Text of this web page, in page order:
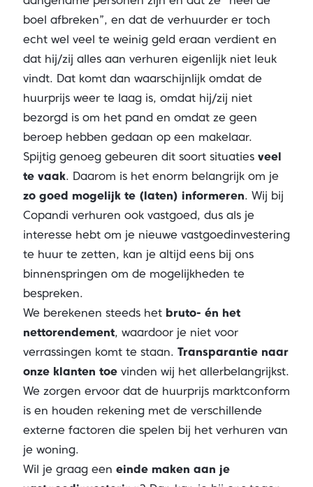
boel afbreken”, en dat de verhuurder er toch
echt wel veel te weinig geld eraan verdient en
dat hij/zij alles aan verhuren eigenlijk niet leuk
vindt. Dat komt dan waarschijnlijk omdat de
huurprijs weer te laag is, omdat hij/zij niet
bezorgd is om het pand en omdat ze geen
beroep hebben gedaan op een makelaar.
Spijtig genoeg gebeuren dit soort situaties veel
te vaak. Daarom is het enorm belangrijk om je
zo goed mogelijk te (laten) informeren. Wij bij
Copandi verhuren ook vastgoed, dus als je
interesse hebt om je nieuwe vastgoedinvestering
te huur te zetten, kan je altijd eens bij ons
binnenspringen om de mogelijkheden te
bespreken.
We berekenen steeds het bruto- én het
nettorendement, waardoor je niet voor
verrassingen komt te staan. Transparantie naar
onze klanten toevinden wij het allerbelangrijkst.
We zorgen ervoor dat de huurprijs marktconform
is en houden rekening met de verschillende
externe factoren die spelen bij het verhuren van
je woning.
Wil je graag een einde maken aan je